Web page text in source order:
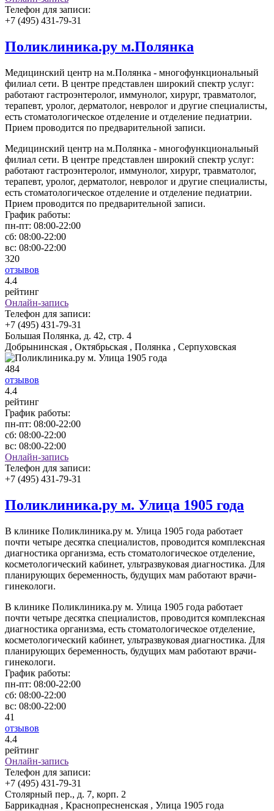
Телефон для записи:
+7 (495) 431-79-31
Поликлиника.ру м.Полянка
Медицинский центр на м.Полянка - многофункциональный
филиал сети. В центре представлен широкий спектр услуг:
работают гастроэнтеролог, иммунолог, хирург, травматолог,
терапевт, уролог, дерматолог, невролог и другие специалисты,
есть стоматологическое отделение и отделение педиатрии.
Прием проводится по предварительной записи.
Медицинский центр на м.Полянка - многофункциональный
филиал сети. В центре представлен широкий спектр услуг:
работают гастроэнтеролог, иммунолог, хирург, травматолог,
терапевт, уролог, дерматолог, невролог и другие специалисты,
есть стоматологическое отделение и отделение педиатрии.
Прием проводится по предварительной записи.
График работы:
пн-пт: 08:00-22:00
сб: 08:00-22:00
вс: 08:00-22:00
320
отзывов
4.4
рейтинг
Онлайн-запись
Телефон для записи:
+7 (495) 431-79-31
Большая Полянка, д. 42, стр. 4
Добрынинская , Октябрьская , Полянка , Серпуховская
484
отзывов
4.4
рейтинг
График работы:
пн-пт: 08:00-22:00
сб: 08:00-22:00
вс: 08:00-22:00
Онлайн-запись
Телефон для записи:
+7 (495) 431-79-31
Поликлиника.ру м. Улица 1905 года
В клинике Поликлиника.ру м. Улица 1905 года работает
почти четыре десятка специалистов, проводится комплексная
диагностика организма, есть стоматологическое отделение,
косметологический кабинет, ультразвуковая диагностика. Для
планирующих беременность, будущих мам работают врачи-
гинекологи.
В клинике Поликлиника.ру м. Улица 1905 года работает
почти четыре десятка специалистов, проводится комплексная
диагностика организма, есть стоматологическое отделение,
косметологический кабинет, ультразвуковая диагностика. Для
планирующих беременность, будущих мам работают врачи-
гинекологи.
График работы:
пн-пт: 08:00-22:00
сб: 08:00-22:00
вс: 08:00-22:00
41
отзывов
4.4
рейтинг
Онлайн-запись
Телефон для записи:
+7 (495) 431-79-31
Столярный пер., д. 7, корп. 2
Баррикадная , Краснопресненская , Улица 1905 года